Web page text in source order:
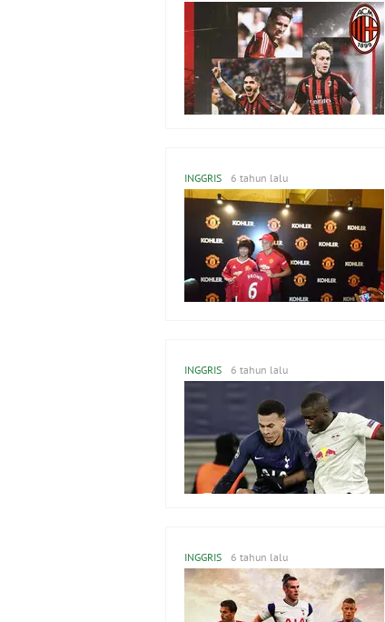
INGGRIS 6 tahun lalu
INGGRIS 6 tahun lalu
INGGRIS 6 tahun lalu